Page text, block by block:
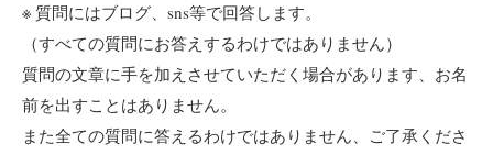
※ 質問にはブログ、sns等で回答します。
（すべての質問にお答えするわけではありません）
質問の文章に手を加えさせていただく場合があります、お名
前を出すことはありません。
また全ての質問に答えるわけではありません、ご了承くださ